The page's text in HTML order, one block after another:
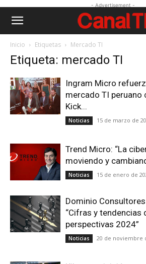
- Advertisement -
Inicio Etiquetas Mercado TI
Etiqueta: mercado TI
Ingram Micro
mercado TI peruano
Kick...
Noticias 15 de marzo de
Trend Micro: “La
moviendo y
Noticias 15 de enero de
Dominio
“Cifras y tendencias
perspectivas 2024”
Noticias 20 de noviembre